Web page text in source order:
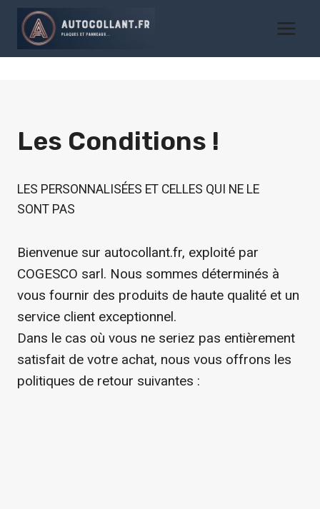
Aller
contenu
Les Conditions !
LES PERSONNALISÉES ET CELLES QUI NE LE
SONT PAS
Bienvenue sur autocollant.fr, exploité par
COGESCO sarl. Nous sommes déterminés à
vous fournir des produits de haute qualité et un
service client exceptionnel.
Dans le cas où vous ne seriez pas entièrement
satisfait de votre achat, nous vous offrons les
politiques de retour suivantes :